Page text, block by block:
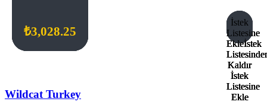
Wildcat Turkey
₺1,156.24
İstek
Listesine
Ekleİstek
Kaldır
İstek
Listesine
Ekle
₺1,156.24
İstek
Listesine
Ekleİstek
Kaldır
İstek
Listesine
Ekle
₺1,156.24
İstek
Listesine
Ekleİstek
Kaldır
İstek
Listesine
Ekle
₺3,028.25
İstek
Listesine
Ekleİstek
Kaldır
İstek
Listesine
Ekle